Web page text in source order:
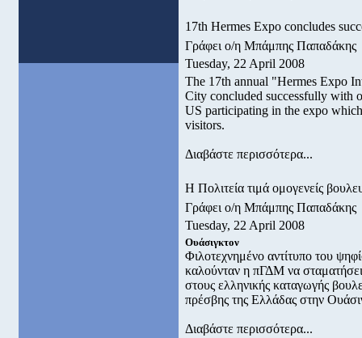
17th Hermes Expo concludes
Γράφει ο/η Μπάμπης Παπαδάκης
Tuesday, 22 April 2008
The 17th annual "Hermes Expo
City concluded successfully with
US participating in the expo
visitors.
Διαβάστε περισσότερα...
Η Πολιτεία τιμά ομογενείς
Γράφει ο/η Μπάμπης Παπαδάκης
Tuesday, 22 April 2008
Ουάσιγκτον
Φιλοτεχνημένο αντίτυπο του
καλούνταν η πΓΔΜ να σταματήσει
στους ελληνικής καταγωγής
πρέσβης της Ελλάδας στην
Διαβάστε περισσότερα...